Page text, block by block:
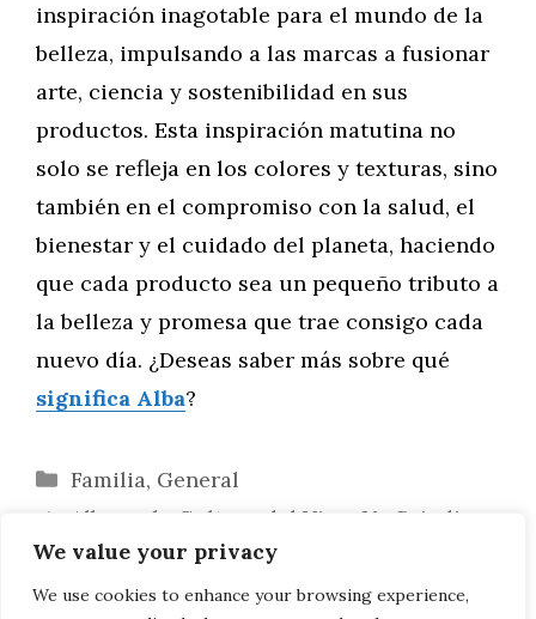
We value your privacy
We use cookies to enhance your browsing experience,
inspiración inagotable para el mundo de la
belleza, impulsando a las marcas a fusionar
arte, ciencia y sostenibilidad en sus
productos. Esta inspiración matutina no
solo se refleja en los colores y texturas, sino
también en el compromiso con la salud, el
bienestar y el cuidado del planeta, haciendo
que cada producto sea un pequeño tributo a
la belleza y promesa que trae consigo cada
nuevo día. ¿Deseas saber más sobre qué
significa Alba?
Categorías
Familia, General
Alba en la Cultura del Vino: Un Brindis a
la Tradición y Experticia
Viajes en Solitario: Albas que Desafían